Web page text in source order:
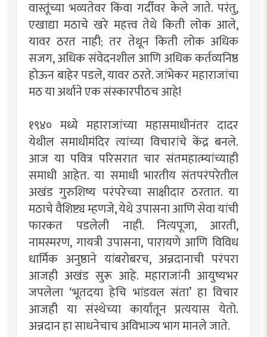
वास्तूंच्या भव्यतेवर किंवा गर्दीवर केले जाते. परंतु,
एखाद्या मठाचे खरे महत्त्व तेथे किती लोक आले,
यावर ठरत नाही; तर तेथून किती लोक अधिक
सजग, अधिक संवेदनशील आणि अधिक कर्तव्यनिष्ठ
होऊन बाहेर पडले, यावर ठरते. जांभेकर महाराजांचा
मठ या अर्थाने एक संस्कारपीठच आहे!
१९४० मध्ये महाराजांच्या महासमाधीनंतर दादर
येथील समाधीमंदिर त्यांच्या विचारांचे केंद्र बनले.
आज या पवित्र परिसरात चार संतमहात्म्यांच्याही
समाधी आहेत. या समाधी भारतीय संतपरंपरेतील
अखंड गुरुशिष्य परंपरेच्या साक्षीदार ठरतात. या
मठाचे वैशिष्ट्य म्हणजे, येथे उपासना आणि सेवा यांची
फारकत पडलेली नाही. नित्यपूजा, आरती,
नामस्मरण, गायत्री उपासना, पारायणे आणि विविध
धार्मिक अनुष्ठाने यांबरोबरच, अन्नदानाची परंपरा
आजही अखंड सुरू आहे. महाराजांनी आयुष्यभर
जपलेला ‘भूतदया हेचि भांडवल संता’ हा विचार
आजही या संस्थेच्या कार्यातून प्रत्ययास येतो.
अन्नदान हा साधनेचाच अविभाज्य भाग मानले जाते.